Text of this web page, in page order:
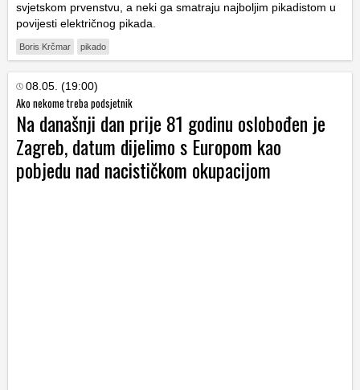
svjetskom prvenstvu, a neki ga smatraju najboljim pikadistom u
povijesti električnog pikada.
Boris Krčmar pikado
08.05. (19:00)
Ako nekome treba podsjetnik
Na današnji dan prije 81 godinu oslobođen je
Zagreb, datum dijelimo s Europom kao
pobjedu nad nacističkom okupacijom